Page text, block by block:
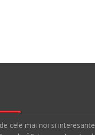
cele mai noi si interesante